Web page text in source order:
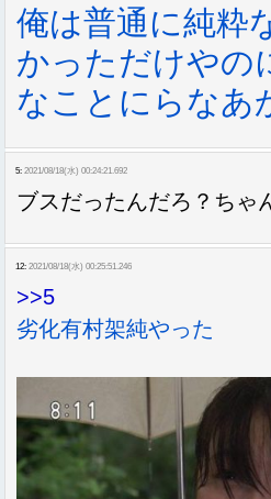
俺は普通に純粋
かっただけやの
なことにらなあ
5: 2021/08/18(水) 00:24:21.692
ブスだったんだろ？ちゃ
12: 2021/08/18(水) 00:25:51.246
>>5
劣化有村架純やった